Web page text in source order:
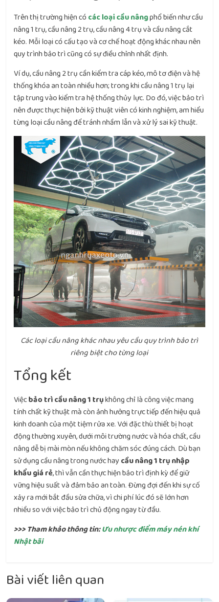
Trên thị trường hiện có các loại cầu nângphổ biến như cầu
nâng 1 trụ, cầu nâng 2 trụ, cầu nâng 4 trụ và cầu nâng cắt
kéo. Mỗi loại có cấu tạo và cơ chế hoạt động khác nhau nên
quy trình bảo trì cũng có sự điều chỉnh nhất định.
Ví dụ, cầu nâng 2 trụ cần kiểm tra cáp kéo, mô tơ điện và hệ
thống khóa an toàn nhiều hơn; trong khi cầu nâng 1 trụ lại
tập trung vào kiểm tra hệ thống thủy lực. Do đó, việc bảo trì
nên được thực hiện bởi kỹ thuật viên có kinh nghiệm, am hiểu
từng loại cầu nâng để tránh nhầm lẫn và xử lý sai kỹ thuật.
Các loại cầu nâng khác nhau yêu cầu quy trình bảo trì
riêng biệt cho từng loại
Tổng kết
Việcbảo trì cầu nâng 1 trụkhông chỉ là công việc mang
tính chất kỹ thuật mà còn ảnh hưởng trực tiếp đến hiệu quả
kinh doanh của một tiệm rửa xe. Với đặc thù thiết bị hoạt
động thường xuyên, dưới môi trường nước và hóa chất, cầu
nâng dễ bị mài mòn nếu không chăm sóc đúng cách. Dù bạn
sử dụng cầu nâng trong nước hay cầu nâng 1 trụ nhập
khẩu giá rẻ, thì vẫn cần thực hiện bảo trì định kỳ để giữ
vững hiệu suất và đảm bảo an toàn. Đừng đợi đến khi sự cố
xảy ra mới bắt đầu sửa chữa, vì chi phí lúc đó sẽ lớn hơn
nhiều so với việc bảo trì chủ động ngay từ đầu.
>>> Tham khảo thông tin:Ưu nhược điểm máy nén khí
Nhật bãi
Bài viết liên quan